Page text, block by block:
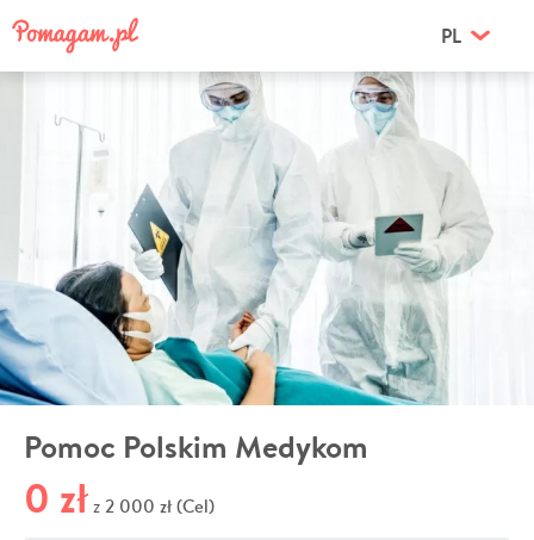
PL
Pomoc Polskim Medykom
0 zł z 2 000 zł (Cel)